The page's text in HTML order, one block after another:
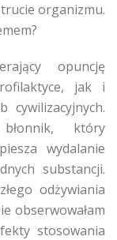
organizmu.
opuncję
jak i
cywilizacyjnych.
który
wydalanie
substancji.
odżywiania
obserwowałam
stosowania